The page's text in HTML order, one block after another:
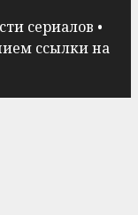
сериалов •
ссылки на